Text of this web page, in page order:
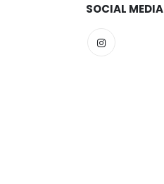
SOCIAL MEDIA